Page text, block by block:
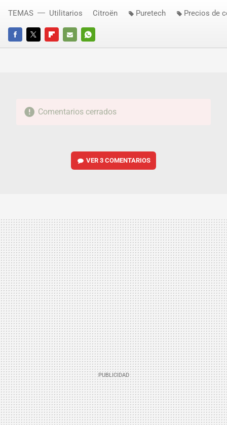
FACEBOOKTWITTERFLIPBOARD
E-
WHATSAPP
TEMAS Utilitarios Citroën Puretech Precios de
Comentarios cerrados
VER3 COMENTARIOS